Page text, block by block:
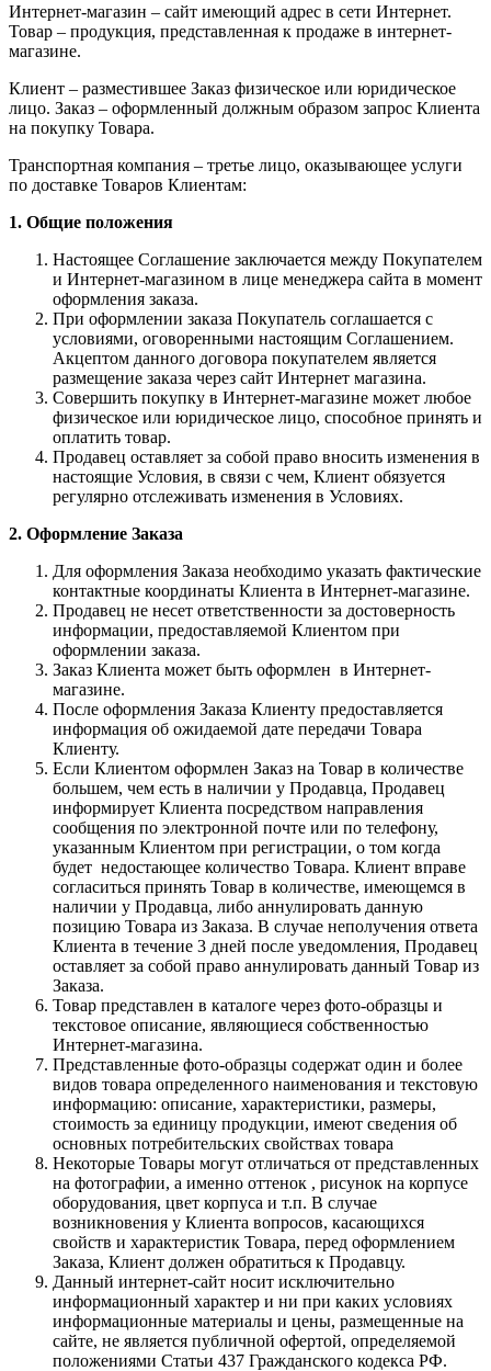
Интернет-магазин – сайт имеющий адрес в сети Интернет.
Товар – продукция, представленная к продаже в интернет-
магазине.
Клиент – разместившее Заказ физическое или юридическое
лицо. Заказ – оформленный должным образом запрос Клиента
на покупку Товара.
Транспортная компания – третье лицо, оказывающее услуги
по доставке Товаров Клиентам:
1. Общие положения
Настоящее Соглашение заключается между Покупателем
и Интернет-магазином в лице менеджера сайта в момент
оформления заказа.
При оформлении заказа Покупатель соглашается с
условиями, оговоренными настоящим Соглашением.
Акцептом данного договора покупателем является
размещение заказа через сайт Интернет магазина.
Совершить покупку в Интернет-магазине может любое
физическое или юридическое лицо, способное принять и
оплатить товар.
Продавец оставляет за собой право вносить изменения в
настоящие Условия, в связи с чем, Клиент обязуется
регулярно отслеживать изменения в Условиях.
2. Оформление Заказа
Для оформления Заказа необходимо указать фактические
контактные координаты Клиента в Интернет-магазине.
Продавец не несет ответственности за достоверность
информации, предоставляемой Клиентом при
оформлении заказа.
Заказ Клиента может быть оформлен в Интернет-
магазине.
После оформления Заказа Клиенту предоставляется
информация об ожидаемой дате передачи Товара
Клиенту.
Если Клиентом оформлен Заказ на Товар в количестве
большем, чем есть в наличии у Продавца, Продавец
информирует Клиента посредством направления
сообщения по электронной почте или по телефону,
указанным Клиентом при регистрации, о том когда
будет недостающее количество Товара. Клиент вправе
согласиться принять Товар в количестве, имеющемся в
наличии у Продавца, либо аннулировать данную
позицию Товара из Заказа. В случае неполучения ответа
Клиента в течение 3 дней после уведомления, Продавец
оставляет за собой право аннулировать данный Товар из
Заказа.
Товар представлен в каталоге через фото-образцы и
текстовое описание, являющиеся собственностью
Интернет-магазина.
Представленные фото-образцы содержат один и более
видов товара определенного наименования и текстовую
информацию: описание, характеристики, размеры,
стоимость за единицу продукции, имеют сведения об
основных потребительских свойствах товара
Некоторые Товары могут отличаться от представленных
на фотографии, а именно оттенок , рисунок на корпусе
оборудования, цвет корпуса и т.п. В случае
возникновения у Клиента вопросов, касающихся
свойств и характеристик Товара, перед оформлением
Заказа, Клиент должен обратиться к Продавцу.
Данный интернет-сайт носит исключительно
информационный характер и ни при каких условиях
информационные материалы и цены, размещенные на
сайте, не является публичной офертой, определяемой
положениями Статьи 437 Гражданского кодекса РФ.